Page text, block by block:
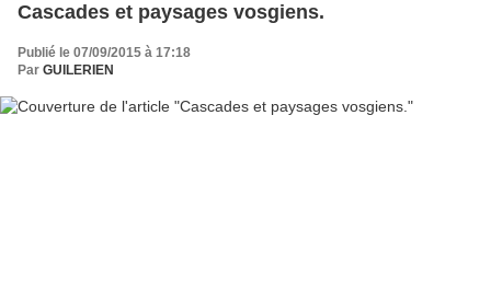
Cascades et paysages vosgiens.
Publié le 07/09/2015 à 17:18
Par GUILERIEN